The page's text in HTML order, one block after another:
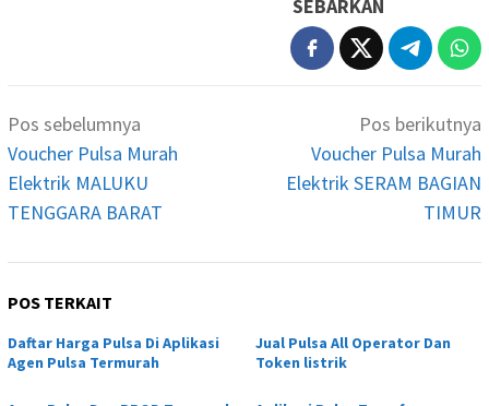
SEBARKAN
Navigasi
pos
Pos sebelumnya
Voucher Pulsa Murah
Elektrik MALUKU
TENGGARA BARAT
Pos berikutnya
Voucher Pulsa Murah
Elektrik SERAM BAGIAN
TIMUR
POS TERKAIT
Daftar Harga Pulsa Di Aplikasi
Agen Pulsa Termurah
Jual Pulsa All Operator Dan
Token listrik